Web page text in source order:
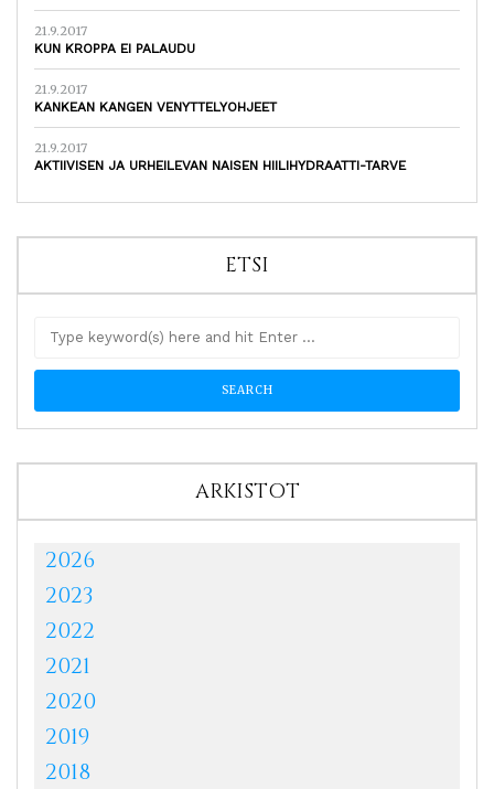
21.9.2017
KUN KROPPA EI PALAUDU
21.9.2017
KANKEAN KANGEN VENYTTELYOHJEET
21.9.2017
AKTIIVISEN JA URHEILEVAN NAISEN HIILIHYDRAATTI-TARVE
ETSI
ARKISTOT
2026
2023
2022
2021
2020
2019
2018